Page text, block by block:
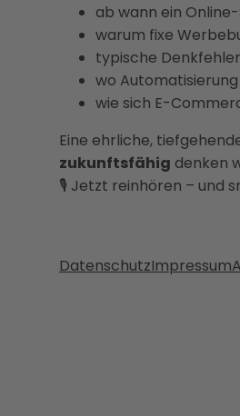
ab wann ein
warum fixe
typische
wo
wie sich E-
Eine ehrliche,
zukunftsfähig denken
🎙️ Jetzt reinhören – und
DatenschutzImpressum